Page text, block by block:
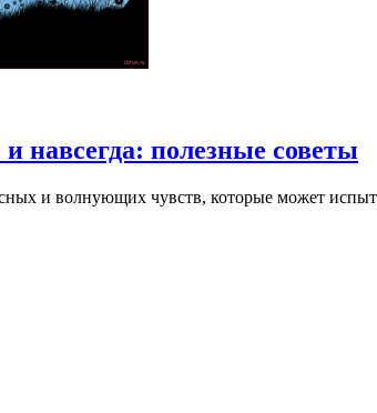
навсегда: полезные советы
и волнующих чувств, которые может